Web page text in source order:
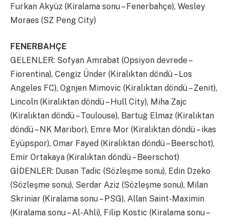
Furkan Akyüz (Kiralama sonu – Fenerbahçe), Wesley
Moraes (SZ Peng City)
FENERBAHÇE
GELENLER: Sofyan Amrabat (Opsiyon devrede –
Fiorentina), Cengiz Ünder (Kiralıktan döndü – Los
Angeles FC), Ognjen Mimovic (Kiralıktan döndü – Zenit),
Lincoln (Kiralıktan döndü – Hull City), Miha Zajc
(Kiralıktan döndü – Toulouse), Bartuğ Elmaz (Kiralıktan
döndü – NK Maribor), Emre Mor (Kiralıktan döndü – ikas
Eyüpspor), Omar Fayed (Kiralıktan döndü – Beerschot),
Emir Ortakaya (Kiralıktan döndü – Beerschot)
GİDENLER: Dusan Tadic (Sözleşme sonu), Edin Dzeko
(Sözleşme sonu), Serdar Aziz (Sözleşme sonu), Milan
Skriniar (Kiralama sonu – PSG), Allan Saint-Maximin
(Kiralama sonu – Al-Ahli), Filip Kostic (Kiralama sonu –